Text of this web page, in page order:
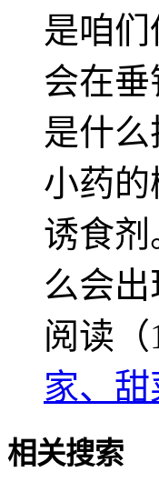
是咱
会在
是什
小药
诱食
么会
阅读（
家、
相关搜索